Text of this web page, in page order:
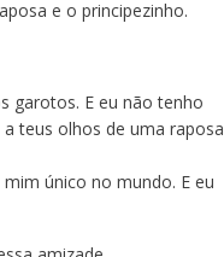
e o principezinho.
garotos. E eu não tenho
teus olhos de uma raposa
único no mundo. E eu